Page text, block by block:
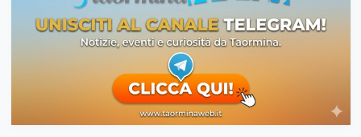
MASTER
DELLA
CUCINA
BISTELLATO
CON